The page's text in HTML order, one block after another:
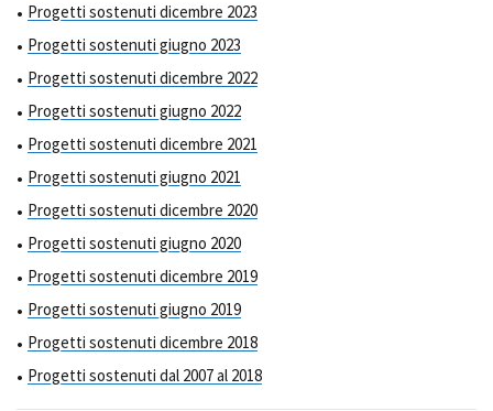
Progetti sostenuti dicembre 2023
Progetti sostenuti giugno 2023
Progetti sostenuti dicembre 2022
Progetti sostenuti giugno 2022
Progetti sostenuti dicembre 2021
Progetti sostenuti giugno 2021
Progetti sostenuti dicembre 2020
Progetti sostenuti giugno 2020
Progetti sostenuti dicembre 2019
Progetti sostenuti giugno 2019
Progetti sostenuti dicembre 2018
Progetti sostenuti dal 2007 al 2018